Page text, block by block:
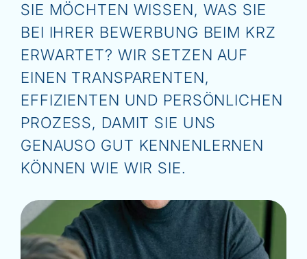
SIE MÖCHTEN WISSEN, WAS SIE
BEI IHRER BEWERBUNG BEIM KRZ
ERWARTET? WIR SETZEN AUF
EINEN TRANSPARENTEN,
EFFIZIENTEN UND PERSÖNLICHEN
PROZESS, DAMIT SIE UNS
GENAUSO GUT KENNENLERNEN
KÖNNEN WIE WIR SIE.